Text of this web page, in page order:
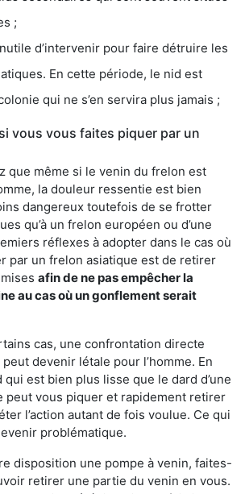
;
d’intervenir pour faire détruire les
En cette période, le nid est
qui ne s’en servira plus jamais ;
vous vous faites piquer par un
que même si le venin du frelon est
la douleur ressentie est bien
dangereux toutefois de se frotter
qu’à un frelon européen ou d’une
réflexes à adopter dans le cas où
par un frelon asiatique est de retirer
afin de ne pas empêcher la
au cas où un gonflement serait
cas, une confrontation directe
devenir létale pour l’homme. En
qui est bien plus lisse que le dard d’une
peut vous piquer et rapidement retirer
l’action autant de fois voulue. Ce qui
problématique.
disposition une pompe à venin, faites-
retirer une partie du venin en vous.